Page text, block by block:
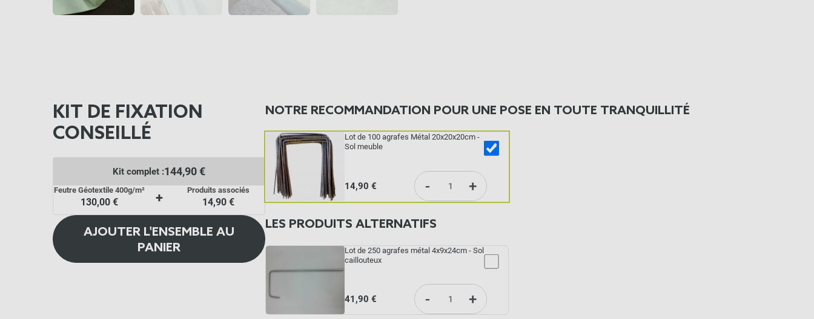
KIT DE FIXATION
CONSEILLÉ
Kit complet :144,90 €
Feutre Géotextile 400g/m²
130,00 € + Produits associés
14,90 €
AJOUTER L'ENSEMBLE AU
PANIER
NOTRE RECOMMANDATION POUR UNE POSE EN TOUTE TRANQUILLITÉ
Lot de 100 agrafes Métal 20x20x20cm -
Sol meuble
14,90 € - +
LES PRODUITS ALTERNATIFS
Lot de 250 agrafes métal 4x9x24cm - Sol
caillouteux
41,90 € - +